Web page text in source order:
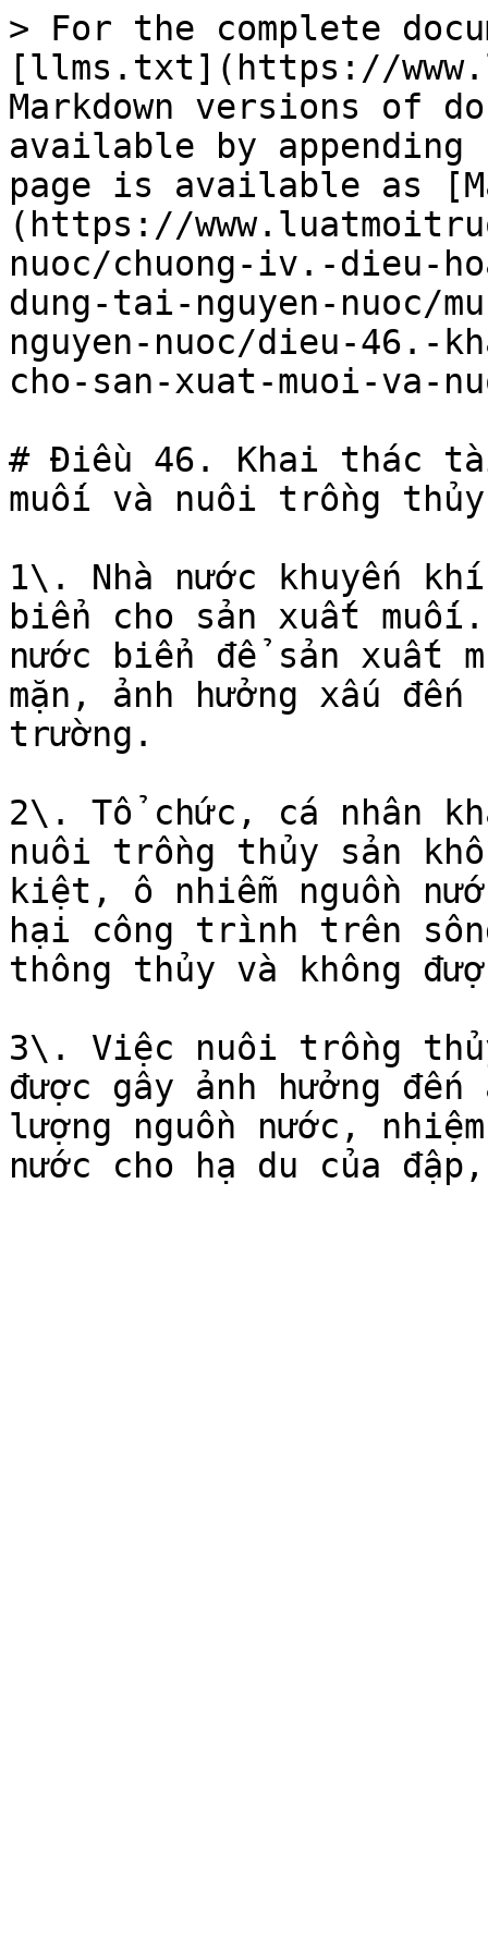
> For the complete
[llms.txt](https://
Markdown versions of
available by
page is available as
(https://
nuoc/chuong-iv.-dieu-
dung-tai-nguyen-nuoc/
nguyen-nuoc/dieu-46.-
cho-san-xuat-muoi-va-
# Điều 46. Khai thác
muối và nuôi trồng
1\. Nhà nước khuyến
biển cho sản xuất
nước biển để sản xuất
mặn, ảnh hưởng xấu
trường.
2\. Tổ chức, cá nhân
nuôi trồng thủy sản
kiệt, ô nhiễm nguồn
hại công trình trên
thông thủy và không
3\. Việc nuôi trồng
được gây ảnh hưởng
lượng nguồn nước,